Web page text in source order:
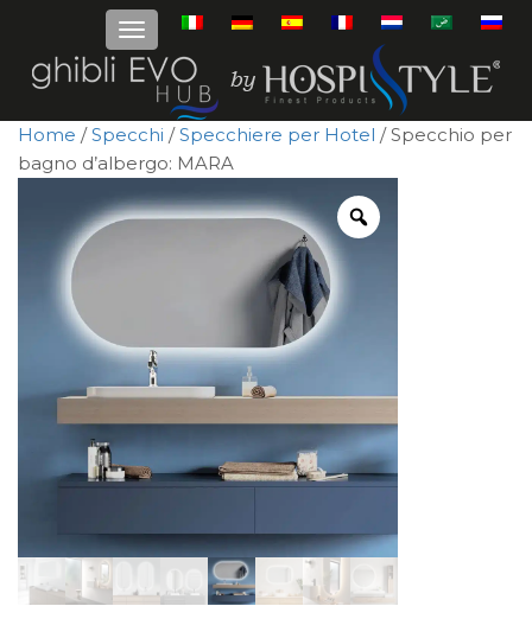
Home /Specchi /Specchiere per Hotel / Specchio per
bagno d’albergo: MARA